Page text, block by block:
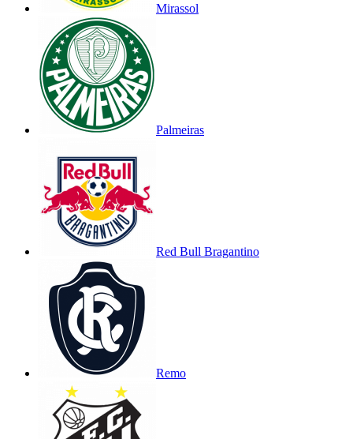
Mirassol
Palmeiras
Red Bull Bragantino
Remo